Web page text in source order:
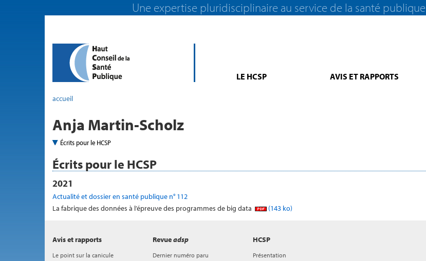
Une expertise pluridisciplinaire au service de la santé publique
LE HCSP AVIS ET RAPPORTS
accueil
Anja Martin-Scholz
Écrits pour le HCSP
Écrits pour le HCSP
2021
Actualité et dossier en santé publique n° 112
La fabrique des données à l’épreuve des programmes de big data
(143 ko)
HCSP
Présentation
Avis et rapports
Le point sur la canicule
Revueadsp
Dernier numéro paru